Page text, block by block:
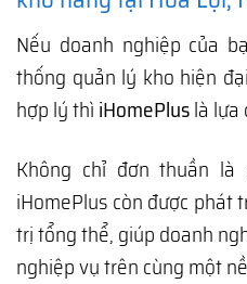
Nếu doanh nghiệp của
thống quản lý kho hiện
hợp lý thì iHomePluslà lựa
Không chỉ đơn thuần
iHomePlus còn được phát
trị tổng thể, giúp doanh
nghiệp vụ trên cùng một